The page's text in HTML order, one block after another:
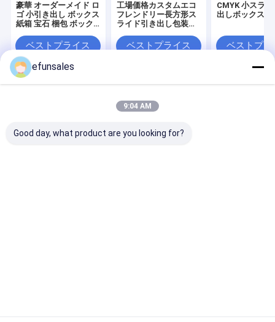
豪華 オーダーメイド ロ
ゴ 小引き出し ボックス
紙箱 宝石 梱包 ボック
ー 紙 ボックス ネック
レス ギフト
ベストプライス
工場価格カスタムエコ
フレンドリー長方形ス
ライド引き出し包装
財布用
ベストプライス
CMYK 小スラ
出しボックス
ベストプラ
プライバシーポリシー規約
Electronic Technology Co., Ltd. All Rights Reserved.
efunsales
9:04 AM
Good day, what product are you looking for?